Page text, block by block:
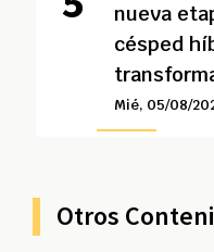
nueva
césped
Mié, 05/08/
Otros